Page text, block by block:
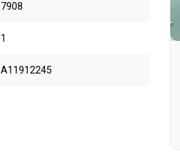
7908
1
A11912245